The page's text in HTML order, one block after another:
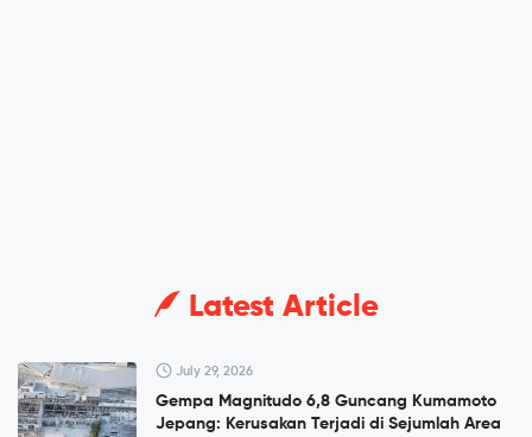
Latest Article
July 29, 2026
Gempa Magnitudo 6,8 Guncang Kumamoto
Jepang: Kerusakan Terjadi di Sejumlah Area